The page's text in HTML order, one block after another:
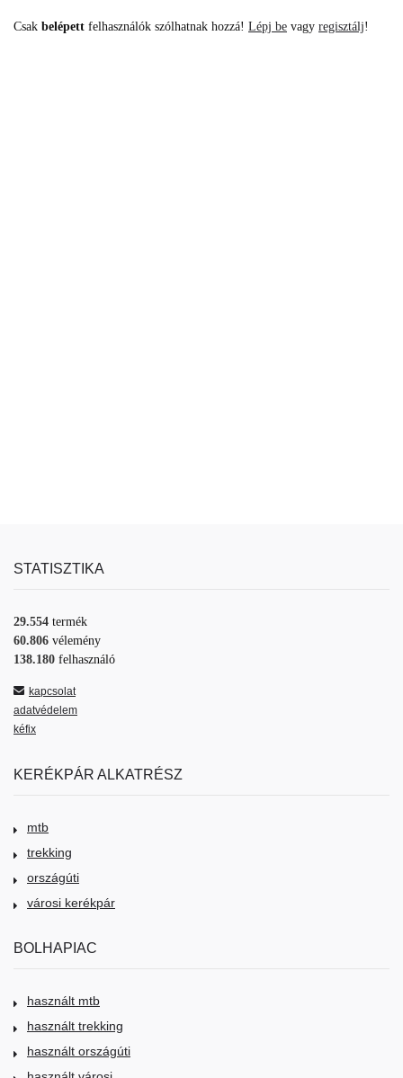
Csak belépett felhasználók szólhatnak hozzá! Lépj be vagy regisztálj!
STATISZTIKA
29.554 termék
60.806 vélemény
138.180 felhasználó
kapcsolat
adatvédelem
kéfix
KERÉKPÁR ALKATRÉSZ
mtb
trekking
országúti
városi kerékpár
BOLHAPIAC
használt mtb
használt trekking
használt országúti